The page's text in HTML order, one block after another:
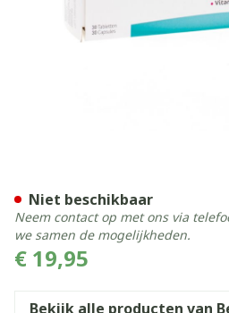
€ 19,95
Niet beschikbaar
Neem contact op met ons via
we samen de mogelijkheden.
Bekijk alle producten van